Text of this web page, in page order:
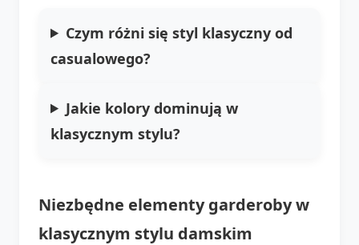
Czym różni się styl klasyczny od
casualowego?
Jakie kolory dominują w
klasycznym stylu?
Niezbędne elementy garderoby w
klasycznym stylu damskim